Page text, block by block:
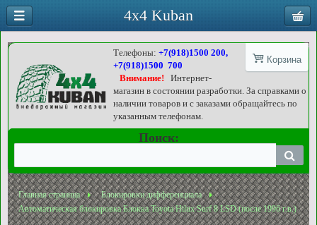
Корзина
Телефоны:+7(918)1500 200,
+7(918)1500 700
Внимание!
Интернет-
магазин в состоянии разработки. За справками о
наличии товаров и с заказами обращайтесь по
указанным телефонам.
Поиск:
Главная страница
Блокировки дифференциала
Автоматическая блокировка Блокка Toyota Hilux Surf 8 LSD (после 1996 г.в.)
4x4 Kuban